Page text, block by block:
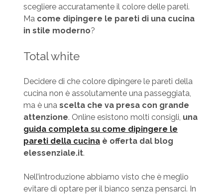
scegliere accuratamente il colore delle pareti.
Ma come dipingere le pareti di una cucina
in stile moderno?
Total white
Decidere di che colore dipingere le pareti della
cucina non è assolutamente una passeggiata,
ma è una scelta che va presa con grande
attenzione. Online esistono molti consigli, una
guida completa su come dipingere le
pareti della cucinaè offerta dal blog
elessenziale.it.
Nell’introduzione abbiamo visto che è meglio
evitare di optare per il bianco senza pensarci. In